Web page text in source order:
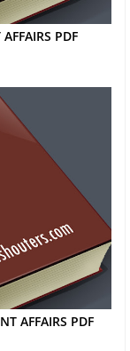
PDF
AFFAIRS PDF